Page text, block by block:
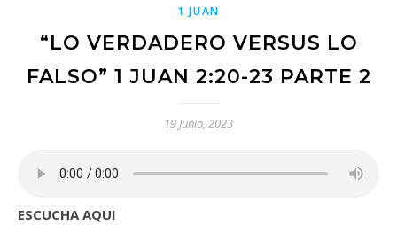
1 JUAN
“LO VERDADERO VERSUS LO
FALSO” 1 JUAN 2:20-23 PARTE 2
19 Junio, 2023
ESCUCHA AQUI